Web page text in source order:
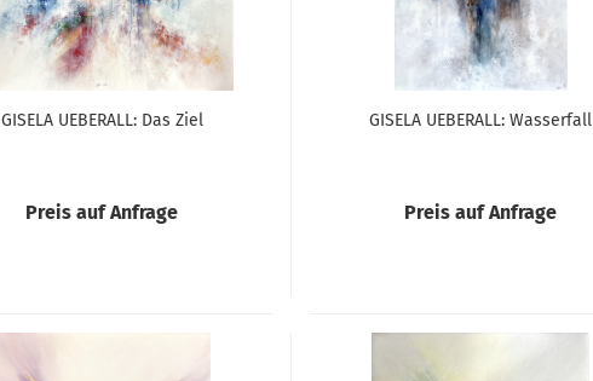
GISELA UEBERALL: Das Ziel
Preis auf Anfrage
GISELA UEBERALL: Wasserfall
Preis auf Anfrage